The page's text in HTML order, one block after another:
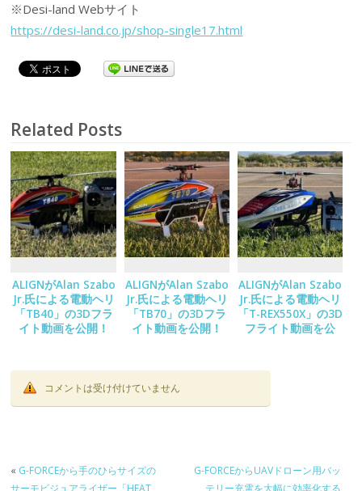
※Desi-land Webサイト
https://desi-land.co.jp/shop-single17.html
Related Posts
ALIGNがAlan Szabo
Jr.氏による電動ヘリ
「TB40」の3Dフラ
イト動画を公開！
ALIGNがAlan Szabo
Jr.氏による電動ヘリ
「TB70」の3Dフラ
イト動画を公開！
ALIGNがAlan Szabo
Jr.氏による電動ヘリ
「T-REX550X」の3D
フライト動画を公
コメントは受け付けていません
« G-FORCEから手のひらサイズの
サーモビジュアライザー「HEAT
G-FORCEからUAVドローン用バッ
テリー充電を大幅に効率化する